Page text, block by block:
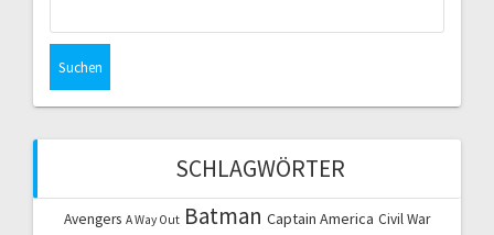
SCHLAGWÖRTER
Avengers A Way Out Batman Captain America Civil War